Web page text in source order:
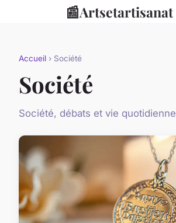
📰Artsetartisanat
Accueil › Société
Société
Société, débats et vie quotidienne